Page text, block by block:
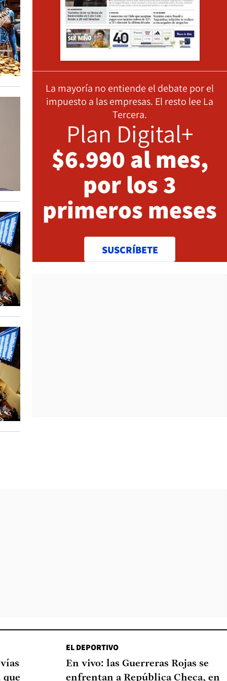
La mayoría no entiende el debate por el
impuesto a las empresas. El resto lee La
Tercera.
Plan Digital+
$6.990 al mes,
por los 3
primeros meses
SUSCRÍBETE
que
EL DEPORTIVO
En vivo: las Guerreras Rojas se
enfrentan a República Checa, en